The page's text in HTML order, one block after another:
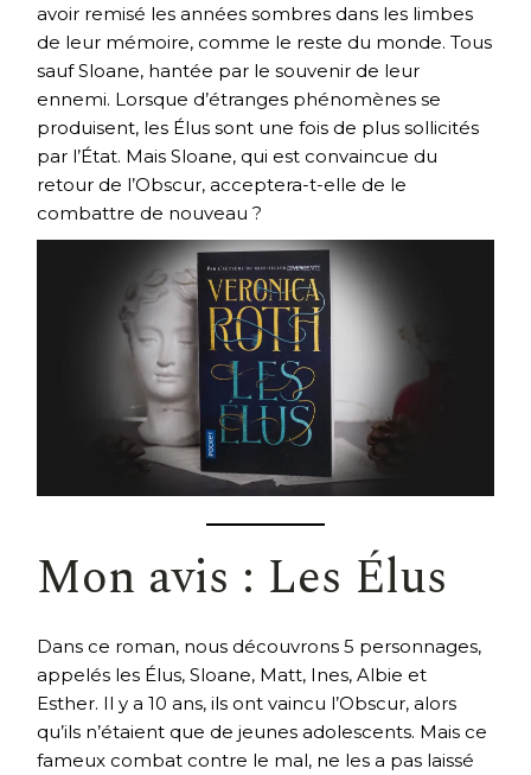
avoir remisé les années sombres dans les limbes
de leur mémoire, comme le reste du monde. Tous
sauf Sloane, hantée par le souvenir de leur
ennemi. Lorsque d’étranges phénomènes se
produisent, les Élus sont une fois de plus sollicités
par l’État. Mais Sloane, qui est convaincue du
retour de l’Obscur, acceptera-t-elle de le
combattre de nouveau ?
Mon avis : Les Élus
Dans ce roman, nous découvrons 5 personnages,
appelés les Élus, Sloane, Matt, Ines, Albie et
Esther. Il y a 10 ans, ils ont vaincu l’Obscur, alors
qu’ils n’étaient que de jeunes adolescents. Mais ce
fameux combat contre le mal, ne les a pas laissé